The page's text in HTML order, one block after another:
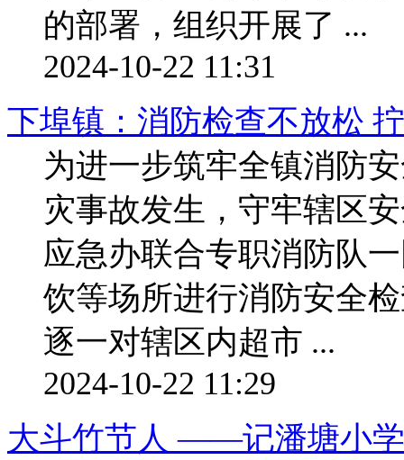
的部署，组织开展了 ...
2024-10-22 11:31
下埠镇：消防检查不放松
为进一步筑牢全镇消防
灾事故发生，守牢辖区
应急办联合专职消防队
饮等场所进行消防安全
逐一对辖区内超市 ...
2024-10-22 11:29
大斗竹节人 ——记潘塘小